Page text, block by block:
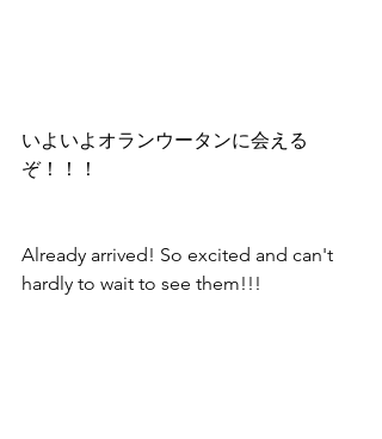
いよいよオランウータンに会える
ぞ！！！
Already arrived! So excited and can't
hardly to wait to see them!!!